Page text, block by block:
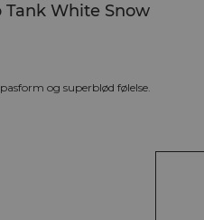
Tank White Snow
og superblød følelse.